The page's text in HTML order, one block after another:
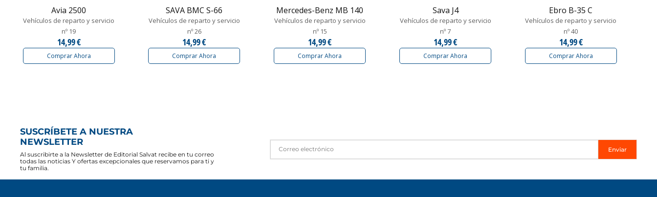
Avia 2500
Vehículos de reparto y servicio
nº 19
14,99 €
Comprar Ahora
SAVA BMC S-66
Vehículos de reparto y servicio
nº 26
14,99 €
Comprar Ahora
Mercedes-Benz MB 140
Vehículos de reparto y servicio
nº 15
14,99 €
Comprar Ahora
Sava J4
Vehículos de reparto y servicio
nº 7
14,99 €
Comprar Ahora
Ebro B-35 C
Vehículos de reparto y servicio
nº 40
14,99 €
Comprar Ahora
SUSCRÍBETE A NUESTRA
NEWSLETTER
Al suscribirte a la Newsletter de Editorial Salvat recibe en tu correo
todas las noticias Y ofertas excepcionales que reservamos para ti y
tu familia.
Enviar